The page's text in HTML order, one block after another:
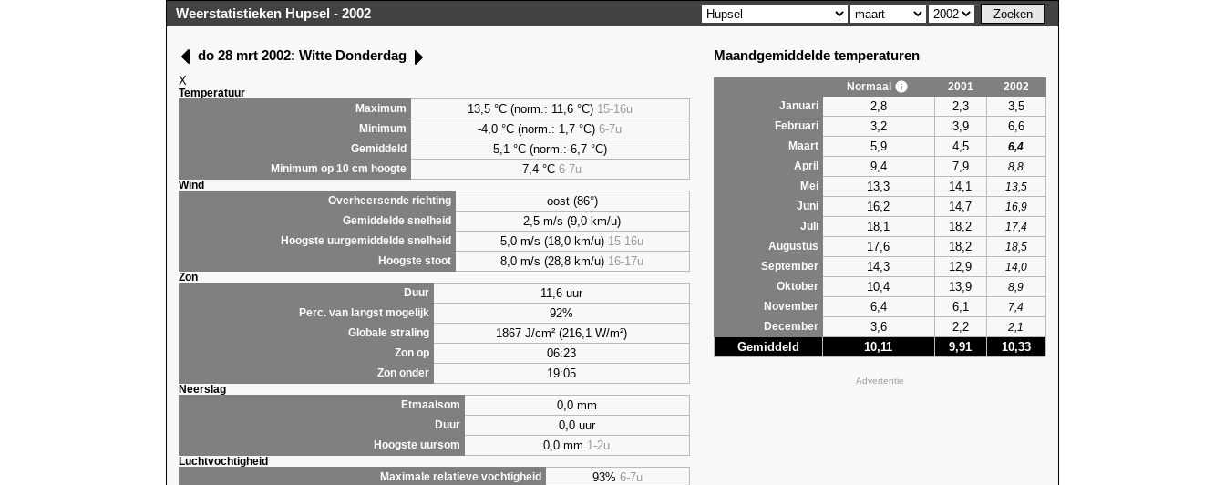
Weerstatistieken Hupsel - 2002
do 28 mrt 2002: Witte Donderdag
X
Temperatuur
Maximum
13,5 °C (norm.: 11,6 °C) 15-16u
Minimum -4,0 °C (norm.: 1,7 °C)6-7u
Gemiddeld 5,1 °C (norm.: 6,7 °C)
Minimum op 10 cm hoogte -7,4 °C 6-7u
Wind
Overheersende richting
oost (86°)
Gemiddelde snelheid 2,5 m/s (9,0 km/u)
Hoogste uurgemiddelde snelheid 5,0 m/s (18,0 km/u) 15-16u
Hoogste stoot 8,0 m/s (28,8 km/u) 16-17u
Zon
Duur
11,6 uur
Perc. van langst mogelijk 92%
Globale straling 1867 J/cm² (216,1 W/m²)
Zon op 06:23
Zon onder 19:05
Neerslag
Etmaalsom
0,0 mm
Duur 0,0 uur
Hoogste uursom 0,0 mm 1-2u
Luchtvochtigheid
Maximale relatieve vochtigheid
93% 6-7u
Maandgemiddelde temperaturen
Normaal 2001
2002
Januari
2,8 2,3 3,5
Februari 3,2 3,9 6,6
Maart 5,9 4,5
6,4
April
9,4 7,9
8,8
Mei
13,3 14,1
13,5
Juni
16,2 14,7
16,9
Juli
18,1 18,2
17,4
Augustus
17,6 18,2
18,5
September
14,3 12,9
14,0
Oktober
10,4 13,9
8,9
November
6,4 6,1
7,4
December
3,6 2,2 2,1
Gemiddeld 10,11 9,91 10,33
Advertentie